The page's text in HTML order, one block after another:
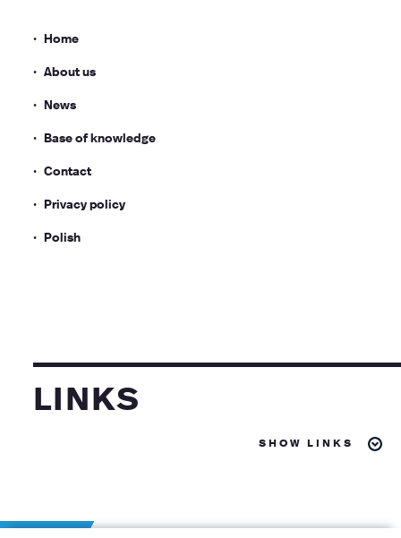
Home
About us
News
Base of knowledge
Contact
Privacy policy
Polish
links
show links